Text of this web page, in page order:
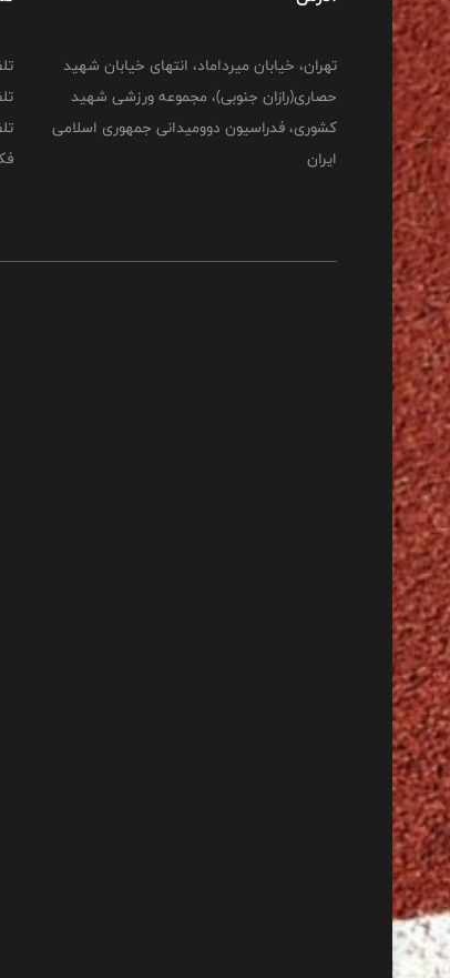
تهران، خیابان میرداماد، انتهای خیابان شهید
حصاری(رازان جنوبی)، مجموعه ورزشی شهید
کشوری، فدراسیون دوومیدانی جمهوری اسلامی
ایران